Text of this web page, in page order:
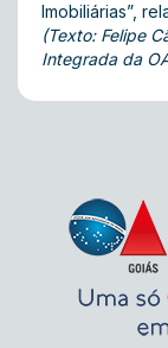
Imobiliárias”,
(Texto: Felipe
Integrada da